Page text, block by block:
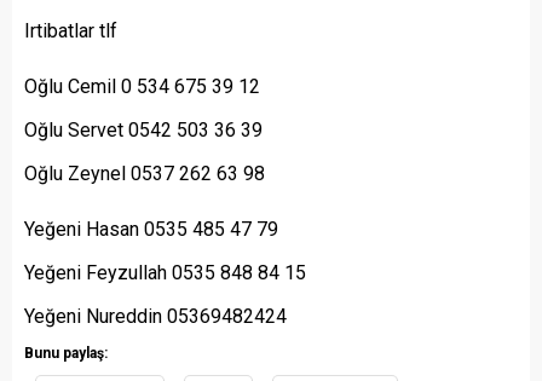
Irtibatlar tlf
Oğlu Cemil 0 534 675 39 12
Oğlu Servet 0542 503 36 39
Oğlu Zeynel 0537 262 63 98
Yeğeni Hasan 0535 485 47 79
Yeğeni Feyzullah 0535 848 84 15
Yeğeni Nureddin 05369482424
Bunu paylaş: